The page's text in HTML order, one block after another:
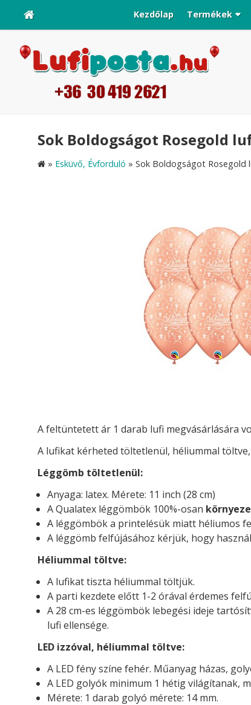
Kezdőlap Termékek
Sok Boldogságot Rosegold
» Esküvő, Évforduló » Sok Boldogságot Rosegold
A feltüntetett ár 1 darab lufi megvásárlására
A lufikat kérheted töltetlenül, héliummal töltve,
Léggömb töltetlenül:
Anyaga: latex. Mérete: 11 inch (28 cm)
A Qualatex léggömbök 100%-osan
A léggömbök a printelésük miatt héliumos
A léggömb felfújásához kérjük, hogy
Héliummal töltve:
A lufikat tiszta héliummal töltjük.
A parti kezdete előtt 1-2 órával érdemes
A 28 cm-es léggömbök lebegési ideje
lufi ellensége.
LED izzóval, héliummal töltve:
A LED fény színe fehér. Műanyag házas,
A LED golyók minimum 1 hétig világítanak,
Mérete: 1 darab golyó mérete: 14 mm.